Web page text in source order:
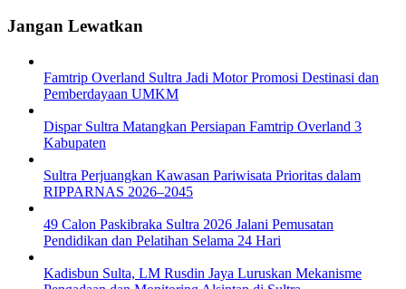
Jangan Lewatkan
Famtrip Overland Sultra Jadi Motor Promosi Destinasi dan
Pemberdayaan UMKM
Dispar Sultra Matangkan Persiapan Famtrip Overland 3
Kabupaten
Sultra Perjuangkan Kawasan Pariwisata Prioritas dalam
RIPPARNAS 2026–2045
49 Calon Paskibraka Sultra 2026 Jalani Pemusatan
Pendidikan dan Pelatihan Selama 24 Hari
Kadisbun Sulta, LM Rusdin Jaya Luruskan Mekanisme